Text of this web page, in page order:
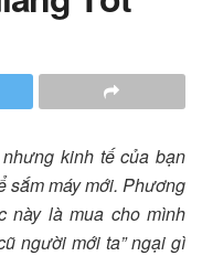
kinh tế của bạn
sắm máy mới. Phương
này là mua cho mình
người mới ta” ngại gì